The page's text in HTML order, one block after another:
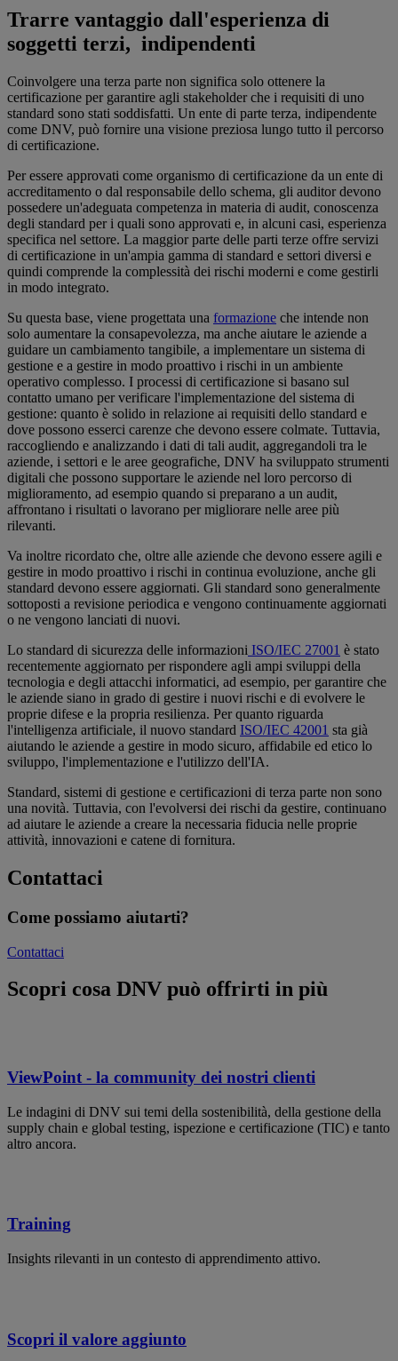
Trarre vantaggio dall'esperienza di
soggetti terzi, indipendenti
Coinvolgere una terza parte non significa solo ottenere la
certificazione per garantire agli stakeholder che i requisiti di uno
standard sono stati soddisfatti. Un ente di parte terza, indipendente
come DNV, può fornire una visione preziosa lungo tutto il percorso
di certificazione.
Per essere approvati come organismo di certificazione da un ente di
accreditamento o dal responsabile dello schema, gli auditor devono
possedere un'adeguata competenza in materia di audit, conoscenza
degli standard per i quali sono approvati e, in alcuni casi, esperienza
specifica nel settore. La maggior parte delle parti terze offre servizi
di certificazione in un'ampia gamma di standard e settori diversi e
quindi comprende la complessità dei rischi moderni e come gestirli
in modo integrato.
Su questa base, viene progettata una formazione che intende non
solo aumentare la consapevolezza, ma anche aiutare le aziende a
guidare un cambiamento tangibile, a implementare un sistema di
gestione e a gestire in modo proattivo i rischi in un ambiente
operativo complesso. I processi di certificazione si basano sul
contatto umano per verificare l'implementazione del sistema di
gestione: quanto è solido in relazione ai requisiti dello standard e
dove possono esserci carenze che devono essere colmate. Tuttavia,
raccogliendo e analizzando i dati di tali audit, aggregandoli tra le
aziende, i settori e le aree geografiche, DNV ha sviluppato strumenti
digitali che possono supportare le aziende nel loro percorso di
miglioramento, ad esempio quando si preparano a un audit,
affrontano i risultati o lavorano per migliorare nelle aree più
rilevanti.
Va inoltre ricordato che, oltre alle aziende che devono essere agili e
gestire in modo proattivo i rischi in continua evoluzione, anche gli
standard devono essere aggiornati. Gli standard sono generalmente
sottoposti a revisione periodica e vengono continuamente aggiornati
o ne vengono lanciati di nuovi.
Lo standard di sicurezza delle informazioni ISO/IEC 27001 è stato
recentemente aggiornato per rispondere agli ampi sviluppi della
tecnologia e degli attacchi informatici, ad esempio, per garantire che
le aziende siano in grado di gestire i nuovi rischi e di evolvere le
proprie difese e la propria resilienza. Per quanto riguarda
l'intelligenza artificiale, il nuovo standard ISO/IEC 42001 sta già
aiutando le aziende a gestire in modo sicuro, affidabile ed etico lo
sviluppo, l'implementazione e l'utilizzo dell'IA.
Standard, sistemi di gestione e certificazioni di terza parte non sono
una novità. Tuttavia, con l'evolversi dei rischi da gestire, continuano
ad aiutare le aziende a creare la necessaria fiducia nelle proprie
attività, innovazioni e catene di fornitura.
Contattaci
Come possiamo aiutarti?
Contattaci
Scopri cosa DNV può offrirti in più
ViewPoint - la community dei nostri clienti
Le indagini di DNV sui temi della sostenibilità, della gestione della
supply chain e global testing, ispezione e certificazione (TIC) e tanto
altro ancora.
Training
Insights rilevanti in un contesto di apprendimento attivo.
Scopri il valore aggiunto